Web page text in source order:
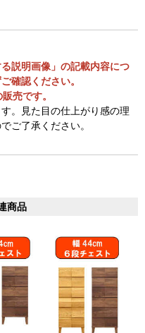
説明画像」の記載内容につ
確認ください。
売です。
。見た目の仕上がり感の理
ご了承ください。
商品